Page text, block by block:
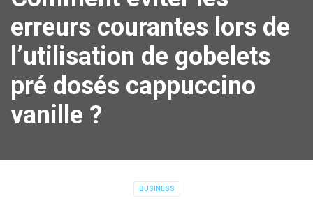
erreurs courantes lors de
l’utilisation de gobelets
pré dosés cappuccino
vanille ?
BUSINESS